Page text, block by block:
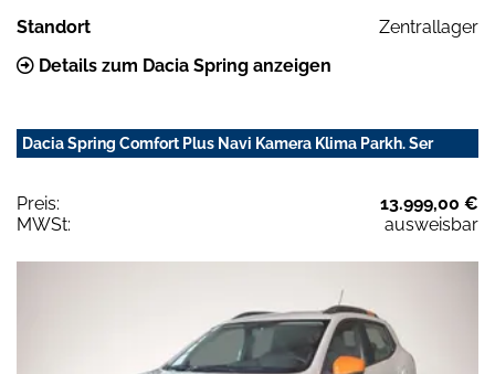
Standort
Zentrallager
Details zum Dacia Spring anzeigen
Dacia Spring Comfort Plus Navi Kamera Klima Parkh. Ser
Preis:
13.999,00 €
MWSt:
ausweisbar